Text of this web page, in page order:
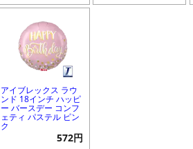
アイブレックス ラウ
ンド 18インチ ハッピ
ー バースデー コンフ
ェティ パステル ピン
ク
572円